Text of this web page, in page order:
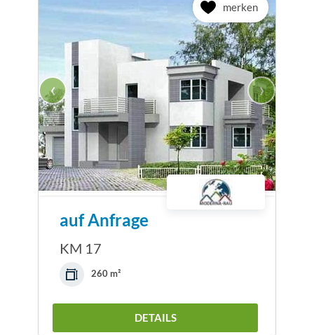
merken
‹ ›
auf Anfrage
KM 17
260 m²
DETAILS